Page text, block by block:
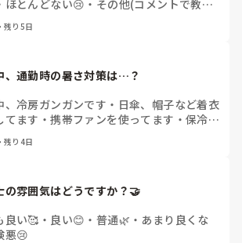
ほとんどない😢 ・ その他(コメントで教え
残り5日
、通勤時の暑さ対策は…？
、冷房ガンガンです ・ 日傘、帽子など着衣
てます ・携帯ファンを使ってます ・ 保冷剤
他（コメントで教えて下さい）
残り4日
の雰囲気はどうですか？🤝
良い🥰 ・ 良い😊 ・ 普通🌿 ・ あまり良くな
悪😢